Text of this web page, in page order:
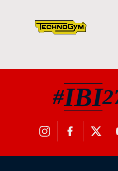
#IBI
#IBI27 hashtag